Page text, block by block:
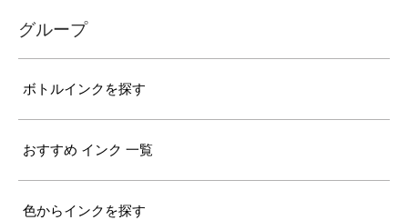
グループ
ボトルインクを探す
おすすめ インク 一覧
色からインクを探す